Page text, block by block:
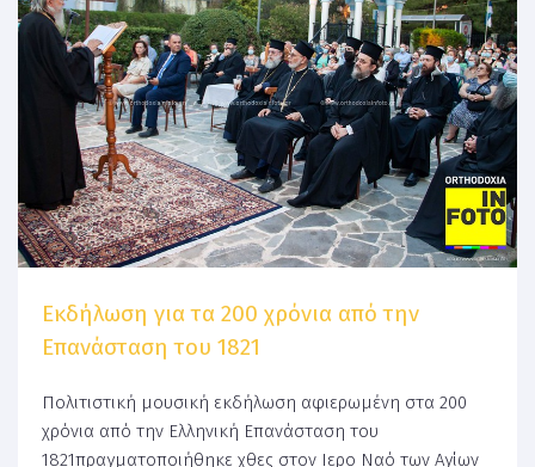
Εκδήλωση για τα 200 χρόνια από την
Επανάσταση του 1821
Πολιτιστική μουσική εκδήλωση αφιερωμένη στα 200
χρόνια από την Ελληνική Επανάσταση του
1821πραγματοποιήθηκε χθες στον Ιερο Ναό των Αγίων